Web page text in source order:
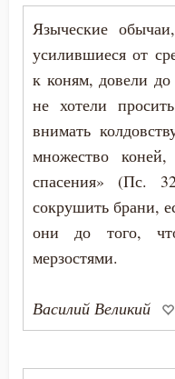
Брак
Ведение
Вера
Ветхий Завет
Власть
Воздаяние
Языческие
усилившиеся от
к коням, довели
не хотели
внимать
множество
спасения» (Пс.
сокрушить брани,
они до того,
мерзостями.
Василий Великий